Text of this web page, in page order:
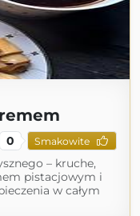
0 Smakowite
– kruche,
pistacjowym i
w całym